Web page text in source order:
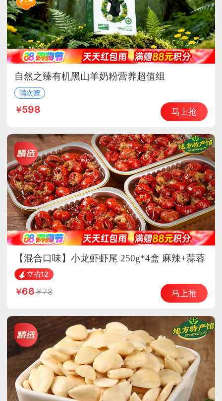
自然之臻有机黑山羊奶粉营养超值组
满次赠
598 马上抢
【混合口味】小龙虾虾尾 250g*4盒 麻辣+蒜蓉
开袋加热即食
立省12
66 78 马上抢